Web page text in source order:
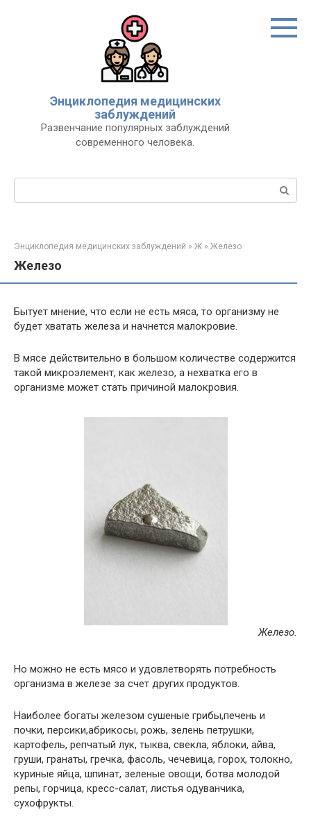
Энциклопедия медицинских
заблуждений
Развенчание популярных заблуждений
современного человека.
Поиск:
Энциклопедия медицинских заблуждений » Ж » Железо
Железо
Бытует мнение, что если не есть мяса, то организму не
будет хватать железа и начнется малокровие.
В мясе действительно в большом количестве содержится
такой микроэлемент, как железо, а нехватка его в
организме может стать причиной малокровия.
Железо.
Но можно не есть мясо и удовлетворять потребность
организма в железе за счет других продуктов.
Наиболее богаты железом сушеные грибы,печень и
почки, персики,абрикосы, рожь, зелень петрушки,
картофель, репчатый лук, тыква, свекла, яблоки, айва,
груши, гранаты, гречка, фасоль, чечевица, горох, толокно,
куриные яйца, шпинат, зеленые овощи, ботва молодой
репы, горчица, кресс-салат, листья одуванчика,
сухофрукты.